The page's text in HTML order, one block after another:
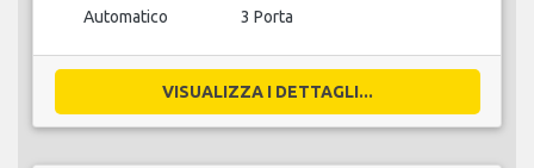
Automatico 3 Porta
VISUALIZZA I DETTAGLI...